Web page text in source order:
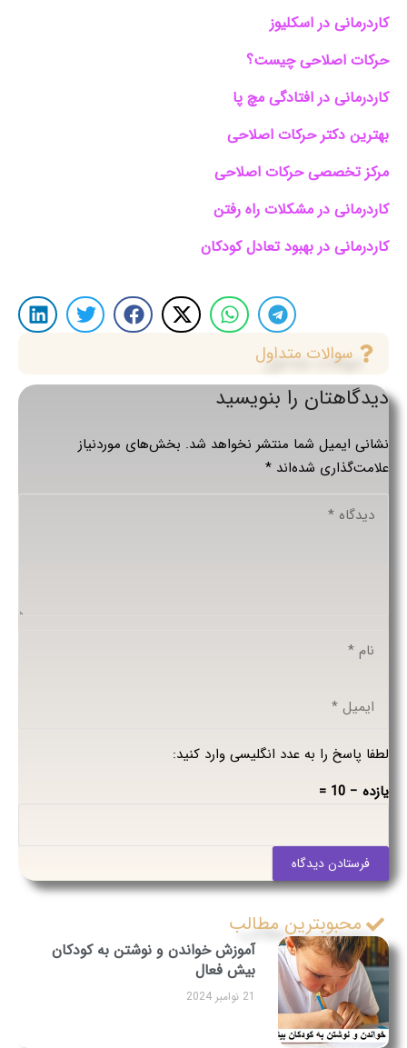
کاردرمانی در اسکلیوز
حرکات اصلاحی چیست؟
کاردرمانی در افتادگی مچ پا
بهترین دکتر حرکات اصلاحی
مرکز تخصصی حرکات اصلاحی
کاردرمانی در مشکلات راه رفتن
کاردرمانی در بهبود تعادل کودکان
سوالات متداول
دیدگاهتان را بنویسید
نشانی ایمیل شما منتشر نخواهد شد. بخش‌های موردنیاز
علامت‌گذاری شده‌اند *
لطفا پاسخ را به عدد انگلیسی وارد کنید:
یازده − 10 =
فرستادن دیدگاه
محبوبترین مطالب
آموزش خواندن و نوشتن به کودکان
بیش فعال
21 نوامبر 2024